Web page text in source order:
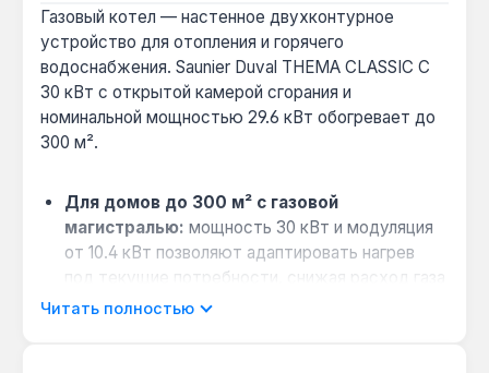
Газовый котел — настенное двухконтурное
устройство для отопления и горячего
водоснабжения. Saunier Duval THEMA CLASSIC C
30 кВт с открытой камерой сгорания и
номинальной мощностью 29.6 кВт обогревает до
300 м².
Для домов до 300 м² с газовой
магистралью: мощность 30 кВт и модуляция
от 10.4 кВт позволяют адаптировать нагрев
под текущие потребности, снижая расход газа
до 3.44 м³/ч при КПД 91%.
Читать полностью